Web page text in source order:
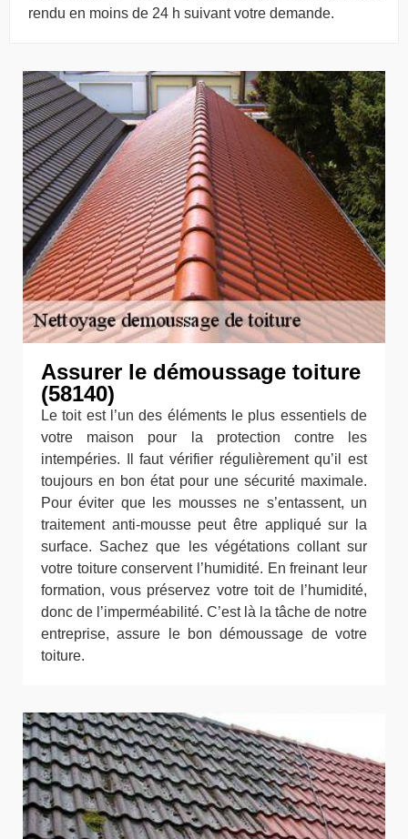
rendu en moins de 24 h suivant votre demande.
Assurer le démoussage toiture
(58140)
Le toit est l’un des éléments le plus essentiels de
votre maison pour la protection contre les
intempéries. Il faut vérifier régulièrement qu’il est
toujours en bon état pour une sécurité maximale.
Pour éviter que les mousses ne s’entassent, un
traitement anti-mousse peut être appliqué sur la
surface. Sachez que les végétations collant sur
votre toiture conservent l’humidité. En freinant leur
formation, vous préservez votre toit de l’humidité,
donc de l’imperméabilité. C’est là la tâche de notre
entreprise, assure le bon démoussage de votre
toiture.